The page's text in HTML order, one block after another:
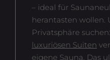
– ideal für
herantasten wollen.
Privatsphäre
luxuriösen Suiten
eigene Sauna. Das